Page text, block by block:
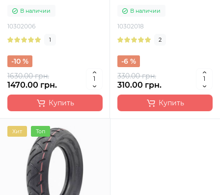
В наличии
10302006
1
1630.00 грн.
-10 %
1470.00 грн.
Купить
В наличии
10302018
2
330.00 грн.
-6 %
310.00 грн.
Купить
Хит Топ